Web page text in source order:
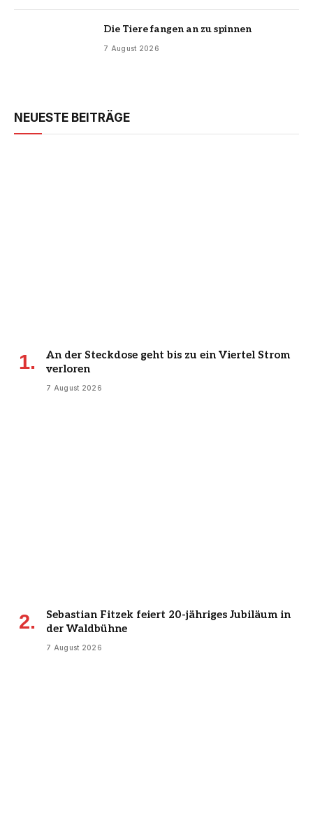
Die Tiere fangen an zu spinnen
7 August 2026
NEUESTE BEITRÄGE
An der Steckdose geht bis zu ein Viertel Strom
verloren
7 August 2026
Sebastian Fitzek feiert 20-jähriges Jubiläum in
der Waldbühne
7 August 2026